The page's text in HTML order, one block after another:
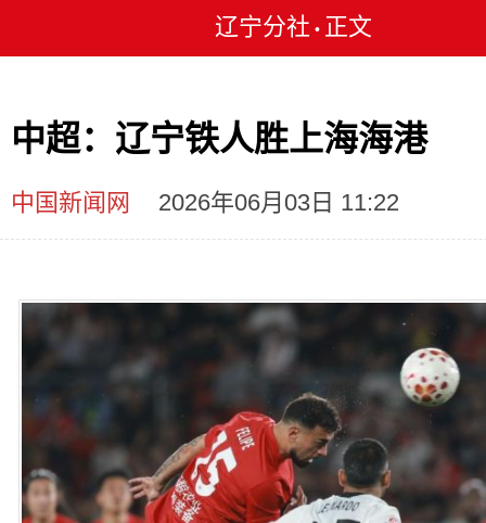
辽宁分社 • 正文
中超：辽宁铁人胜上海海港
中国新闻网 2026年06月03日 11:22